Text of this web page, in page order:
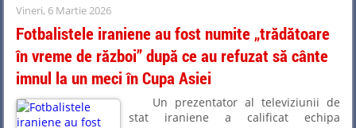
Vineri, 6 Martie 2026
Fotbalistele iraniene au fost numite „trădătoare
în vreme de război” după ce au refuzat să cânte
imnul la un meci în Cupa Asiei
Un prezentator al televiziunii de
stat iraniene a calificat echipa